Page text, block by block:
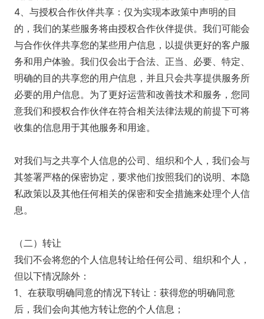
4、与授权合作伙伴共享：仅为实现本政策中声明的目
的，我们的某些服务将由授权合作伙伴提供。我们可能会
与合作伙伴共享您的某些用户信息，以提供更好的客户服
务和用户体验。我们仅会出于合法、正当、必要、特定、
明确的目的共享您的用户信息，并且只会共享提供服务所
必要的用户信息。为了更好运营和改善技术和服务，您同
意我们和授权合作伙伴在符合相关法律法规的前提下可将
收集的信息用于其他服务和用途。
对我们与之共享个人信息的公司、组织和个人，我们会与
其签署严格的保密协定，要求他们按照我们的说明、本隐
私政策以及其他任何相关的保密和安全措施来处理个人信
息。
（二）转让
我们不会将您的个人信息转让给任何公司、组织和个人，
但以下情况除外：
1、在获取明确同意的情况下转让：获得您的明确同意
后，我们会向其他方转让您的个人信息；